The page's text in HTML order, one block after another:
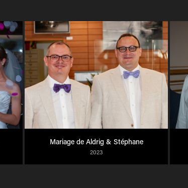
Mariage de Aldrig & Stéphane
2023